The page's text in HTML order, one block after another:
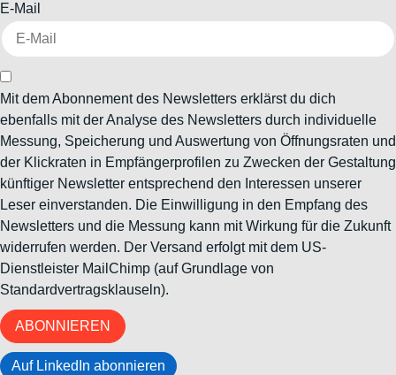
E-Mail
Mit dem Abonnement des Newsletters erklärst du dich
ebenfalls mit der Analyse des Newsletters durch individuelle
Messung, Speicherung und Auswertung von Öffnungsraten und
der Klickraten in Empfängerprofilen zu Zwecken der Gestaltung
künftiger Newsletter entsprechend den Interessen unserer
Leser einverstanden. Die Einwilligung in den Empfang des
Newsletters und die Messung kann mit Wirkung für die Zukunft
widerrufen werden. Der Versand erfolgt mit dem US-
Dienstleister MailChimp (auf Grundlage von
Standardvertragsklauseln).
ABONNIEREN
Auf LinkedIn abonnieren